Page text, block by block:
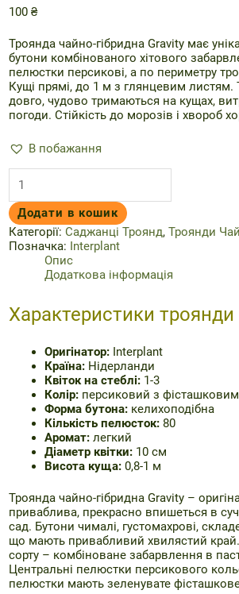
100₴
Троянда чайно-гібридна Gravity має
бутони комбінованого хітового
пелюстки персикові, а по периметру
Кущі прямі, до 1 м з глянцевим листям.
довго, чудово тримаються на кущах,
погоди. Стійкість до морозів і хвороб
В побажання
чайно-
гібридна
Gravity
/
Гравіті,
Додати в кошик
Категорії:Саджанці Троянд,Троянди
Позначка: Interplant
Опис
Додаткова інформація
Характеристики троянди
Оригінатор: Interplant
Країна: Нідерланди
Квіток на стеблі: 1-3
Колір: персиковий з фісташковим
Форма бутона: келихоподібна
Кількість пелюсток: 80
Аромат:легкий
Діаметр квітки: 10 см
Висота куща:0,8-1 м
Троянда чайно-гібридна Gravity –
приваблива, прекрасно впишеться в
сад. Бутони чималі, густомахрові,
що мають привабливий хвилястий
сорту – комбіноване забарвлення в
Центральні пелюстки персикового
пелюстки мають зеленувате